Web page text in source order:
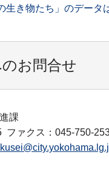
き物たち」のデータ
お問合せ
課
ファクス：045-750-